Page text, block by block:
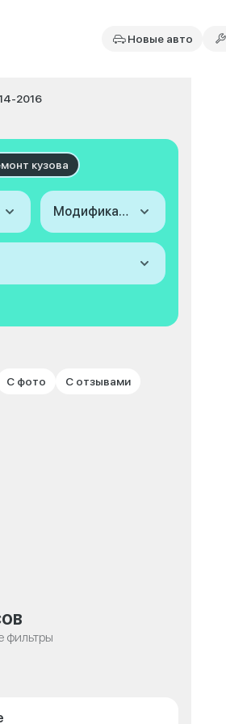
Новые авто
2016
кузова
Модификация
С фото С отзывами
фильтры